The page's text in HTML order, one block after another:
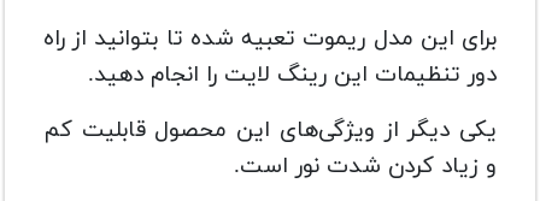
برای این مدل ریموت تعبیه شده تا بتوانید از راه
دور تنظیمات این رینگ لایت را انجام دهید.
یکی دیگر از ویژگی‌های این محصول قابلیت کم
و زیاد کردن شدت نور است.